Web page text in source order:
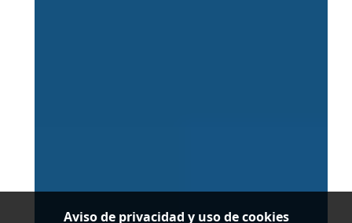
Aviso de privacidad y uso de cookies